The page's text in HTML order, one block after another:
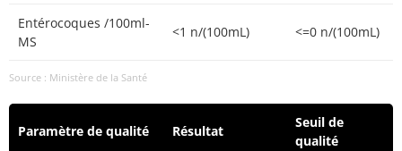
Entérocoques /100ml-
MS
<1 n/(100mL) <=0 n/(100mL)
Source : Ministère de la Santé
Paramètre de qualité Résultat
Seuil de
qualité